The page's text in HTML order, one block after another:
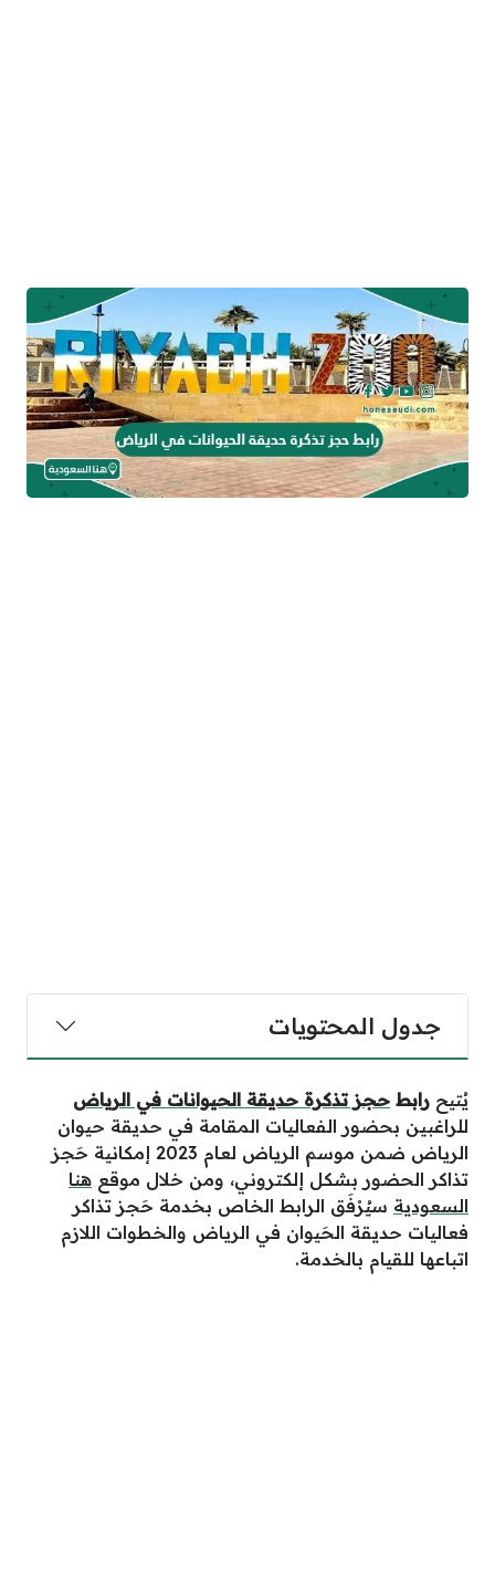
جدول المحتويات
يُتيح رابط حجز تذكرة حديقة الحيوانات في الرياض
للراغبين بحضور الفعاليات المقامة في حديقة حيوان
الرياض ضمن موسم الرياض لعام 2023 إمكانية حَجز
تذاكر الحضور بشكل إلكتروني، ومن خلال موقع هنا
السعودية سيُرْفَق الرابط الخاص بخدمة حَجز تذاكر
فعاليات حديقة الحَيوان في الرياض والخطوات اللازم
اتباعها للقيام بالخدمة.